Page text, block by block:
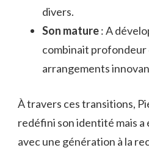
divers.
Son mature: A
combinait
arrangements
À travers ces transitions,
redéfini son identité mais
avec une génération à la